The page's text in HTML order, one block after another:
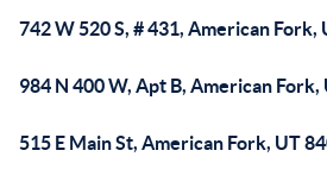
742 W 520 S, # 431, American Fork,
984 N 400 W, Apt B, American Fork,
515 E Main St, American Fork, UT